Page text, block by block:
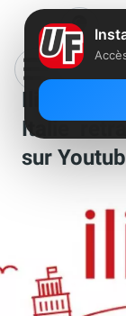
Iliad : la
Italie
sur